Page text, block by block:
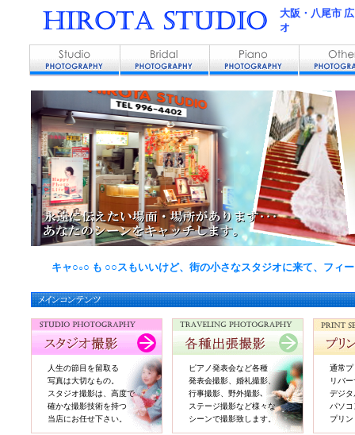
大阪・八尾市
オ
キャ○○○ も ○○スもいいけど、街の小さなスタジオに来て、フィ
人生の節目を留取る
写真は大切なもの。
スタジオ撮影は、高度で
確かな撮影技術を持つ
当店にお任せ下さい。
ピアノ発表会など各種
発表会撮影、婚礼撮影、
行事撮影、野外撮影､
ステージ撮影など様々な
シーンで撮影致します。
通常プ
リバー
デジタ
パソコ
プリン